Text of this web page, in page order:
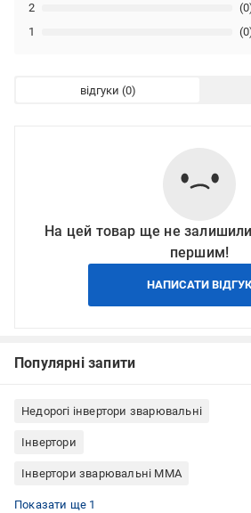
1
2
відгуки
На цей товар ще не залишили
першим!
НАПИСАТИ ВІДГУК
Популярні запити
Недорогі інвертори зварювальні
Інвертори
Інвертори зварювальні ММА
Інвертори зварювальні Powercraft
Показати ще 1